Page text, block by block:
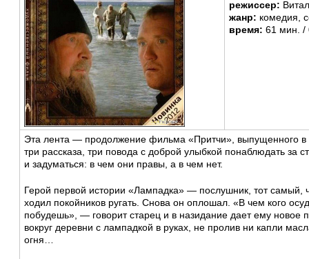
режиссер:
жанр: комедия,
время: 61 мин. /
Эта лента — продолжение фильма «Притчи», выпущенного в
три рассказа, три повода с доброй улыбкой понаблюдать за
и задуматься: в чем они правы, а в чем нет.
Герой первой истории «Лампадка» — послушник, тот самый,
ходил покойников ругать. Снова он оплошал. «В чем кого
побудешь», — говорит старец и в назидание дает ему новое
вокруг деревни с лампадкой в руках, не пролив ни капли
огня…